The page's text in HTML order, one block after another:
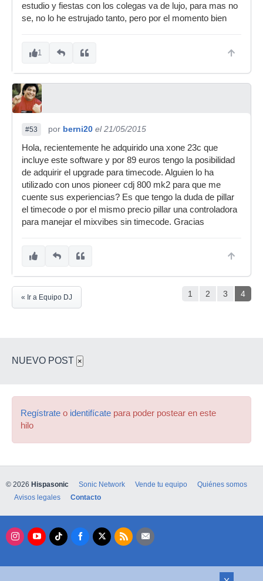
estudio y fiestas con los colegas va de lujo, para mas no
se, no lo he estrujado tanto, pero por el momento bien
1
#53 por berni20 el 21/05/2015
Hola, recientemente he adquirido una xone 23c que
incluye este software y por 89 euros tengo la posibilidad
de adquirir el upgrade para timecode. Alguien lo ha
utilizado con unos pioneer cdj 800 mk2 para que me
cuente sus experiencias? Es que tengo la duda de pillar
el timecode o por el mismo precio pillar una controladora
para manejar el mixvibes sin timecode. Gracias
1 2 3 4
« Ir a Equipo DJ
NUEVO POST ×
Regístrate o identifícate para poder postear en este
hilo
© 2026 Hispasonic Sonic Network Vende tu equipo
Quiénes somos
Avisos legales
Contacto